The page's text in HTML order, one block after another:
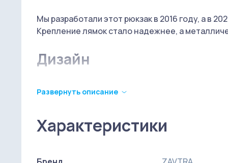
Мы разработали этот рюкзак в 2016 году, а в
Крепление лямок стало надежнее, а
Дизайн
дышащая, благодаря неопрену.
В рюкзаке два отделения с молниями.
подойдет для документов или мобильного
Развернуть описание
Характеристики